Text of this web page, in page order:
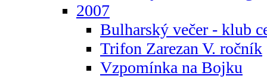
2007
Bulharský večer - klub
Trifon Zarezan V. ročník
Vzpomínka na Bojku